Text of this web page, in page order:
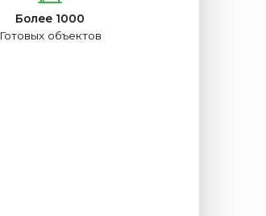
Более 1000
Готовых объектов